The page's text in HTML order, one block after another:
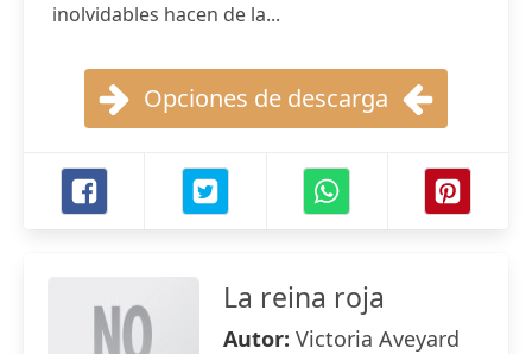
inolvidables hacen de la...
Opciones de descarga
La reina roja
Autor: Victoria Aveyard